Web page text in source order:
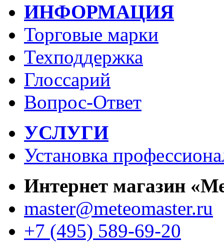
ИНФОРМАЦИЯ
Торговые марки
Техподдержка
Глоссарий
Вопрос-Ответ
УСЛУГИ
Установка
Интернет магазин
master@meteomaster.ru
+7 (495) 589-69-20